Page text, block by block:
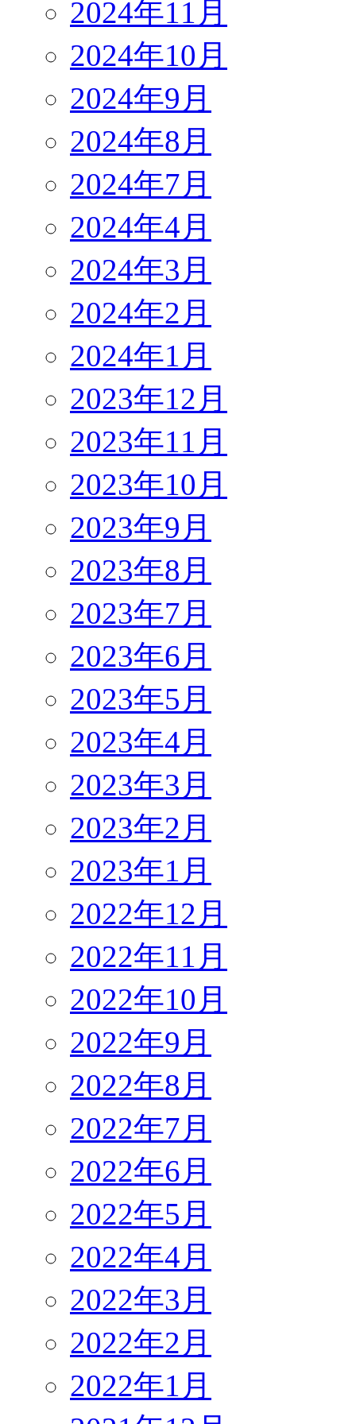
2024年11月
2024年10月
2024年9月
2024年8月
2024年7月
2024年4月
2024年3月
2024年2月
2024年1月
2023年12月
2023年11月
2023年10月
2023年9月
2023年8月
2023年7月
2023年6月
2023年5月
2023年4月
2023年3月
2023年2月
2023年1月
2022年12月
2022年11月
2022年10月
2022年9月
2022年8月
2022年7月
2022年6月
2022年5月
2022年4月
2022年3月
2022年2月
2022年1月